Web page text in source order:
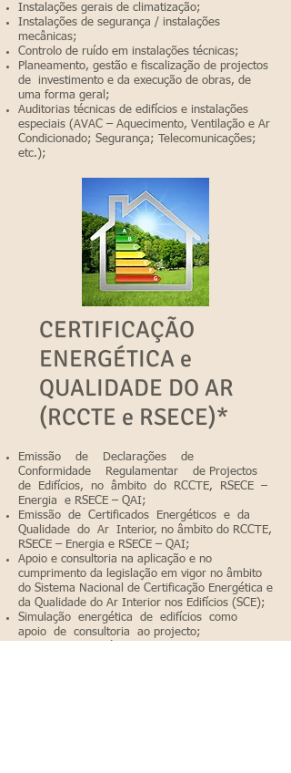
Instalações gerais de climatização;
Instalações de segurança / instalações
mecânicas;
Controlo de ruído em instalações técnicas;
Planeamento, gestão e fiscalização de projectos
de investimento e da execução de obras, de
uma forma geral;
Auditorias técnicas de edifícios e instalações
especiais (AVAC – Aquecimento, Ventilação e Ar
Condicionado; Segurança; Telecomunicações;
etc.);
CERTIFICAÇÃO
ENERGÉTICA e
QUALIDADE DO AR
(RCCTE e RSECE)*
Emissão de Declarações de
Conformidade Regulamentar de Projectos
de Edifícios, no âmbito do RCCTE, RSECE –
Energia e RSECE – QAI;
Emissão de Certificados Energéticos e da
Qualidade do Ar Interior, no âmbito do RCCTE,
RSECE – Energia e RSECE – QAI;
Apoio e consultoria na aplicação e no
cumprimento da legislação em vigor no âmbito
do Sistema Nacional de Certificação Energética e
da Qualidade do Ar Interior nos Edifícios (SCE);
Simulação energética de edifícios como
apoio de consultoria ao projecto;